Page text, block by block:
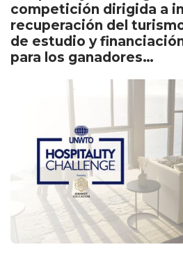
competición dirigida a
recuperación del
de estudio y
para los ganadores…